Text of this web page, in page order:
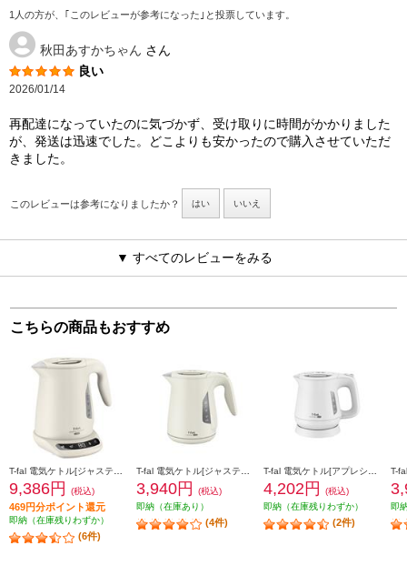
1人の方が、｢このレビューが参考になった｣と投票しています。
秋田あすかちゃん さん
良い
2026/01/14
再配達になっていたのに気づかず、受け取りに時間がかかりました
が、発送は迅速でした。どこよりも安かったので購入させていただ
きました。
このレビューは参考になりましたか？ はい いいえ
▼ すべてのレビューをみる
こちらの商品もおすすめ
9,386円 (税込)
469円分ポイント還元
即納（在庫残りわずか）
(6件)
3,940円
(税込)
即納（在庫あり）
(4件)
4,202円
(税込)
即納（在庫残りわずか）
(2件)
即